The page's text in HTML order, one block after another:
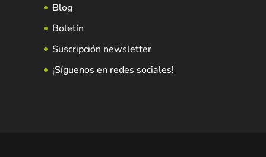
Blog
Boletín
Suscripción newsletter
¡Síguenos en redes sociales!